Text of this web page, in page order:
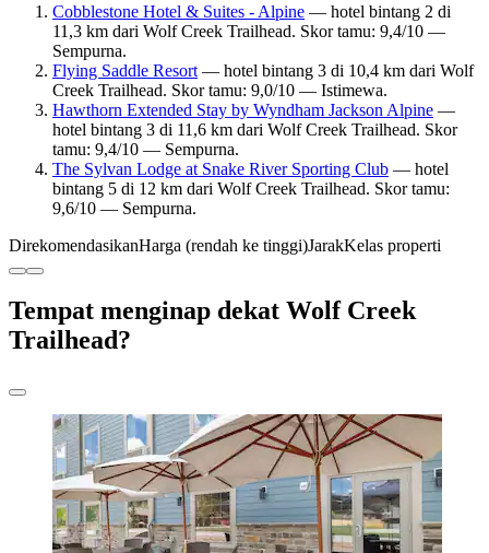
Cobblestone Hotel & Suites - Alpine — hotel bintang 2 di
11,3 km dari Wolf Creek Trailhead. Skor tamu: 9,4/10 —
Sempurna.
Flying Saddle Resort — hotel bintang 3 di 10,4 km dari Wolf
Creek Trailhead. Skor tamu: 9,0/10 — Istimewa.
Hawthorn Extended Stay by Wyndham Jackson Alpine —
hotel bintang 3 di 11,6 km dari Wolf Creek Trailhead. Skor
tamu: 9,4/10 — Sempurna.
The Sylvan Lodge at Snake River Sporting Club — hotel
bintang 5 di 12 km dari Wolf Creek Trailhead. Skor tamu:
9,6/10 — Sempurna.
DirekomendasikanHarga (rendah ke tinggi)JarakKelas properti
Tempat menginap dekat Wolf Creek
Trailhead?